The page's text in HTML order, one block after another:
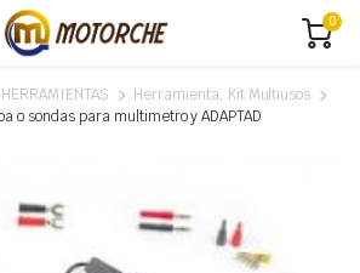
0
Herramienta, Kit Multiusos
o sondas para multimetro y ADAPTAD